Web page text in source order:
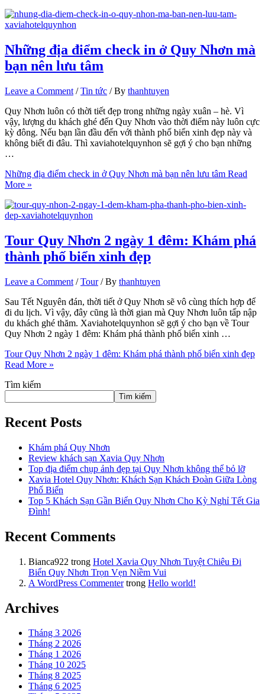
Những địa điểm check in ở Quy Nhơn mà
bạn nên lưu tâm
Leave a Comment /Tin tức / By thanhtuyen
Quy Nhơn luôn có thời tiết đẹp trong những ngày xuân – hè. Vì
vậy, lượng du khách ghé đến Quy Nhơn vào thời điểm này luôn cực
kỳ đông. Nếu bạn lần đầu đến với thành phố biển xinh đẹp này và
không biết đi đâu. Thì xaviahotelquynhon sẽ gợi ý cho bạn những
…
Những địa điểm check in ở Quy Nhơn mà bạn nên lưu tâm Read
More »
Tour Quy Nhơn 2 ngày 1 đêm: Khám phá
thành phố biển xinh đẹp
Leave a Comment /Tour/ By thanhtuyen
Sau Tết Nguyên đán, thời tiết ở Quy Nhơn sẽ vô cùng thích hợp để
đi du lịch. Vì vậy, đây cũng là thời gian mà Quy Nhơn luôn tấp nập
du khách ghé thăm. Xaviahotelquynhon sẽ gợi ý cho bạn về Tour
Quy Nhơn 2 ngày 1 đêm: Khám phá thành phố biển xinh …
Tour Quy Nhơn 2 ngày 1 đêm: Khám phá thành phố biển xinh đẹp
Read More »
Tìm kiếm
Tìm kiếm
Recent Posts
Khám phá Quy Nhơn
Review khách sạn Xavia Quy Nhơn
Top địa điểm chụp ảnh đẹp tại Quy Nhơn không thể bỏ lỡ
Xavia Hotel Quy Nhơn: Khách Sạn Khách Đoàn Giữa Lòng
Phố Biển
Top 5 Khách Sạn Gần Biển Quy Nhơn Cho Kỳ Nghỉ Tết Gia
Đình!
Recent Comments
Bianca922 trong Hotel Xavia Quy Nhơn Tuyệt Chiêu Đi
Biển Quy Nhơn Trọn Vẹn Niềm Vui
A WordPress Commentertrong Hello world!
Archives
Tháng 3 2026
Tháng 2 2026
Tháng 1 2026
Tháng 10 2025
Tháng 8 2025
Tháng 6 2025